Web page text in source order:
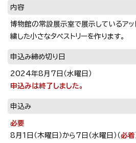
内容
博物館の常設展示室で展示しているアッ
繍した小さなタペストリーを作ります。
申込み締め切り日
2024年8月7日（水曜日）
申込みは終了しました。
申込み
必要
8月1日（木曜日）から7日（水曜日）（必着